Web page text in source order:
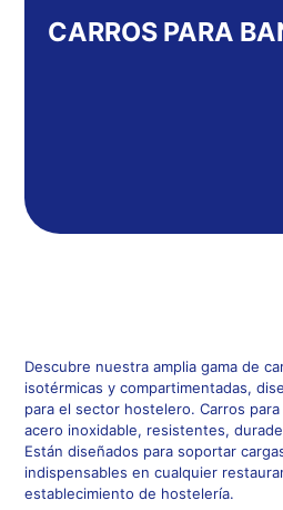
CARROS PARA
Descubre nuestra amplia gama de
isotérmicas y compartimentadas,
para el sector hostelero. Carros
acero inoxidable, resistentes,
Están diseñados para soportar
indispensables en cualquier
establecimiento de hostelería.